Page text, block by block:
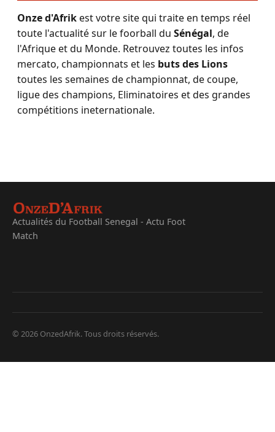
Onze d'Afrikest votre site qui traite en temps réel
toute l'actualité sur le foorball du Sénégal, de
l'Afrique et du Monde. Retrouvez toutes les infos
mercato, championnats et les buts des Lions
toutes les semaines de championnat, de coupe,
ligue des champions, Eliminatoires et des grandes
compétitions ineternationale.
Actualités du Football Senegal - Actu Foot
Match
© 2026 OnzedAfrik. Tous droits réservés.